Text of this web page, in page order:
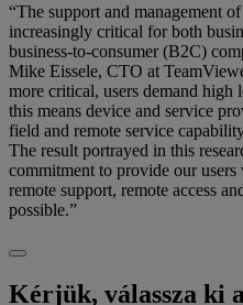
“The support and management
increasingly critical for both
business-to-consumer (B2C)
Mike Eissele, CTO at
more critical, users demand high
this means device and service
field and remote service
The result portrayed in this
commitment to provide our
remote support, remote access
possible.”
Kérjük, válassza ki